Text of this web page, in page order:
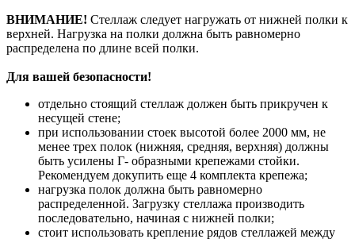
ВНИМАНИЕ! Стеллаж следует нагружать от нижней полки к
верхней. Нагрузка на полки должна быть равномерно
распределена по длине всей полки.
Для вашей безопасности!
отдельно стоящий стеллаж должен быть прикручен к
несущей стене;
при использовании стоек высотой более 2000 мм, не
менее трех полок (нижняя, средняя, верхняя) должны
быть усилены Г- образными крепежами стойки.
Рекомендуем докупить еще 4 комплекта крепежа;
нагрузка полок должна быть равномерно
распределенной. Загрузку стеллажа производить
последовательно, начиная с нижней полки;
стоит использовать крепление рядов стеллажей между